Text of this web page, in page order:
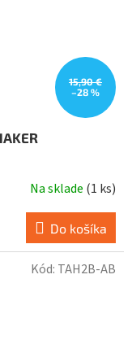
15,90 €
–28 %
Na sklade (1 ks)
Do košíka
Kód: TAH2B-AB